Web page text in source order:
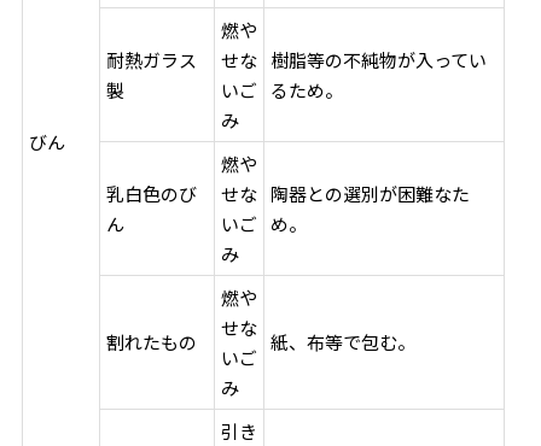
びん
耐熱ガラス
製
燃や
せな
いご
み
樹脂等の不純物が入ってい
るため。
乳白色のび
ん
燃や
せな
いご
み
陶器との選別が困難なた
め。
割れたもの
燃や
せな
いご
み
紙、布等で包む。
引き